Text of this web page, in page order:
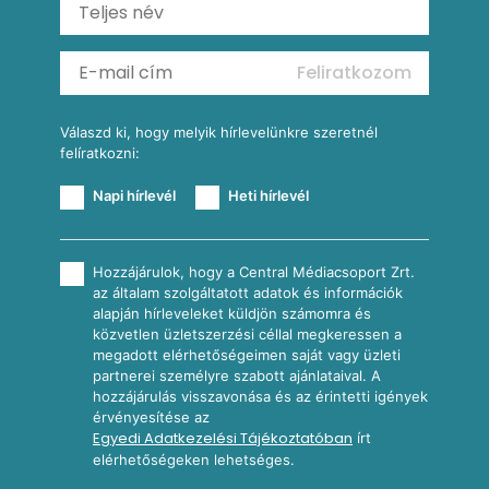
Almás-kéksajtos kukoricasaláta
Köretek
Reggeli receptek
Feliratkozom
Válaszd ki, hogy melyik hírlevelünkre szeretnél
felíratkozni:
Napi hírlevél Heti hírlevél
Hozzájárulok, hogy a Central Médiacsoport Zrt.
az általam szolgáltatott adatok és információk
alapján hírleveleket küldjön számomra és
közvetlen üzletszerzési céllal megkeressen a
megadott elérhetőségeimen saját vagy üzleti
partnerei személyre szabott ajánlataival. A
hozzájárulás visszavonása és az érintetti igények
érvényesítése az
Egyedi Adatkezelési Tájékoztatóban írt
elérhetőségeken lehetséges.